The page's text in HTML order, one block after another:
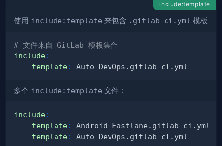
include:template
使用 include:template 来包含 .gitlab-ci.yml 模板
# 文件来自 GitLab 模板集合
include:
-
template: Auto-DevOps.gitlab-
多个 include:template 文件：
include:
-
template: Android-Fastlane.gitlab-
-
template: Auto-DevOps.gitlab-